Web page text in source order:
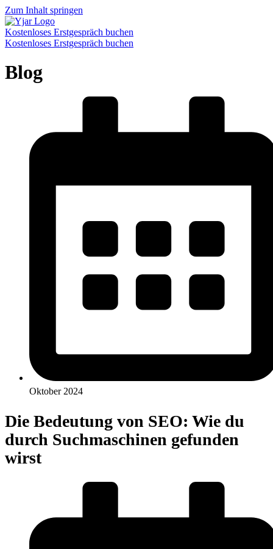
Zum Inhalt springen
Kostenloses Erstgespräch buchen
Kostenloses Erstgespräch buchen
Blog
Oktober 2024
Die Bedeutung von SEO: Wie du
durch Suchmaschinen gefunden
wirst